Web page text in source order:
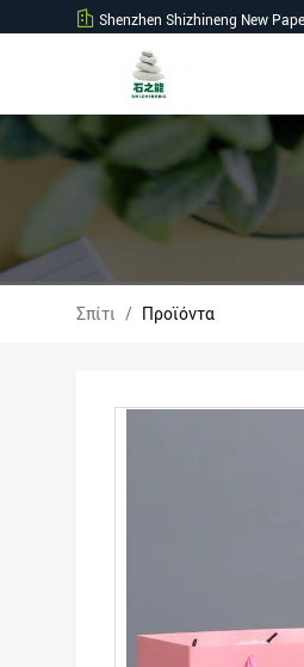
Shenzhen Shizhineng New
Σπίτι / Προϊόντα